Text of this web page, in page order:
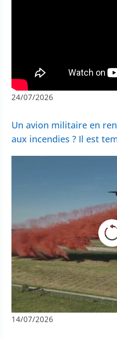
24/07/2026
Un avion militaire en
aux incendies ? Il est
14/07/2026